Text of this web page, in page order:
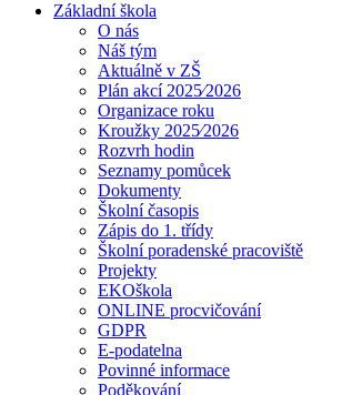
Základní škola
O nás
Náš tým
Aktuálně v ZŠ
Plán akcí 2025⁄2026
Organizace roku
Kroužky 2025⁄2026
Rozvrh hodin
Seznamy pomůcek
Dokumenty
Školní časopis
Zápis do 1. třídy
Školní poradenské pracoviště
Projekty
EKOškola
ONLINE procvičování
GDPR
E-podatelna
Povinné informace
Poděkování